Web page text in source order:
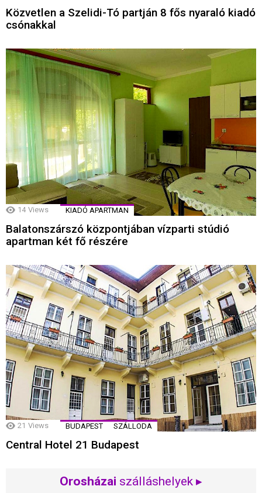
Közvetlen a Szelidi-Tó partján 8 fős nyaraló kiadó
csónakkal
14 Views KIADÓ APARTMAN
Balatonszárszó központjában vízparti stúdió
apartman két fő részére
21 Views BUDAPEST SZÁLLODA
Central Hotel 21 Budapest
Orosházai szálláshelyek ▸